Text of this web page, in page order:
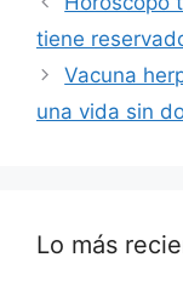
tiene
Vacuna
una vida sin
Lo más